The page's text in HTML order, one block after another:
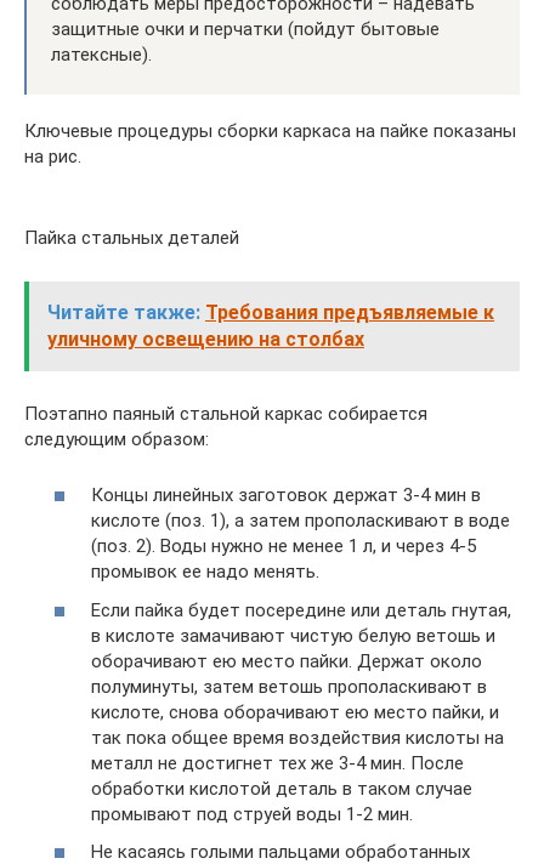
защитные очки и перчатки (пойдут бытовые
латексные).
Ключевые процедуры сборки каркаса на пайке показаны
на рис.
Пайка стальных деталей
Читайте также: Требования предъявляемые к
уличному освещению на столбах
Поэтапно паяный стальной каркас собирается
следующим образом:
Концы линейных заготовок держат 3-4 мин в
кислоте (поз. 1), а затем прополаскивают в воде
(поз. 2). Воды нужно не менее 1 л, и через 4-5
промывок ее надо менять.
Если пайка будет посередине или деталь гнутая,
в кислоте замачивают чистую белую ветошь и
оборачивают ею место пайки. Держат около
полуминуты, затем ветошь прополаскивают в
кислоте, снова оборачивают ею место пайки, и
так пока общее время воздействия кислоты на
металл не достигнет тех же 3-4 мин. После
обработки кислотой деталь в таком случае
промывают под струей воды 1-2 мин.
Не касаясь голыми пальцами обработанных